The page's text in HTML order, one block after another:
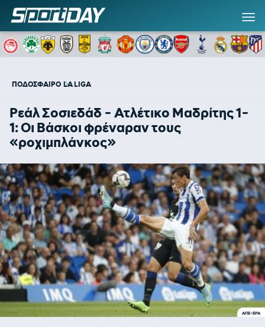
ΠΟΔΟΣΦΑΙΡΟ LA LIGA
Ρεάλ Σοσιεδάδ - Ατλέτικο Μαδρίτης 1-
1: Οι Βάσκοι φρέναραν τους
«ροχιμπλάνκος»
ΑΠΕ-ΕΡΑ